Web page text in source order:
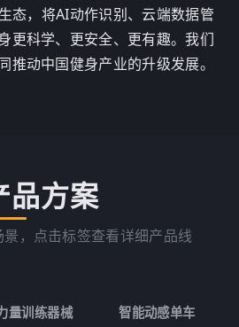
态，将AI动作识别、云端数据管
更科学、更安全、更有趣。我们
推动中国健身产业的升级发展。
品方案
，点击标签查看详细产品线
量训练器械 智能动感单车